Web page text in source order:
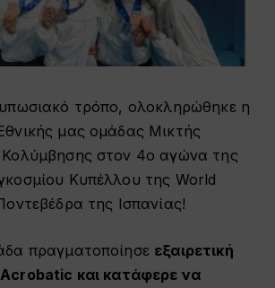
τρόπο, ολοκληρώθηκε η
μας ομάδας Μικτής
Κολύμβησης στον 4ο αγώνα της
Κυπέλλου της World
της Ισπανίας!
πραγματοποίησε εξαιρετική
και κατάφερε να